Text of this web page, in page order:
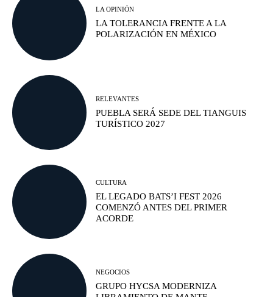
LA OPINIÓN
LA TOLERANCIA FRENTE A LA
POLARIZACIÓN EN MÉXICO
RELEVANTES
PUEBLA SERÁ SEDE DEL TIANGUIS
TURÍSTICO 2027
CULTURA
EL LEGADO BATS’I FEST 2026
COMENZÓ ANTES DEL PRIMER
ACORDE
NEGOCIOS
GRUPO HYCSA MODERNIZA